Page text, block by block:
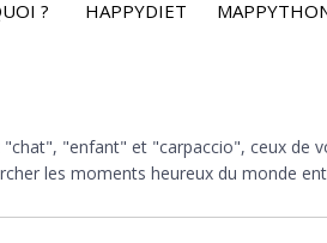
? HAPPYDIET
"enfant" et "carpaccio", ceux de
les moments heureux du monde